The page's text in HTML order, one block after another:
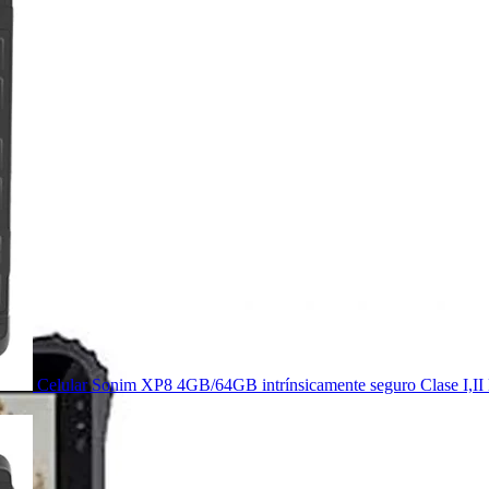
Celular Sonim XP8 4GB/64GB intrínsicamente seguro Clase